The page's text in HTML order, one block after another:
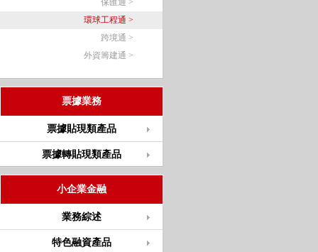
保匯通 >
環球工程通 >
跨境通 >
外資籌建通 >
票據業務
票據貼現類產品
票據轉貼現類產品
小企業金融
業務綜述
特色融資產品